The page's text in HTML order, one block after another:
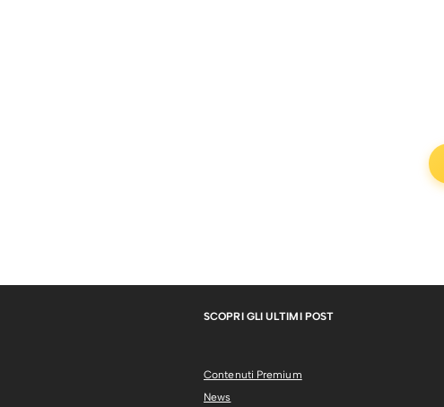
SCOPRI GLI ULTIMI POST
Contenuti Premium
News